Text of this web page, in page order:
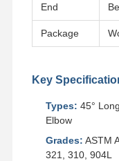
모든 케이스
스테인리스 스틸
스테인레스 스틸의
스테인레스 강 안
스테인레스 강 플
End
Package
Key
Types: 45°
Elbow
Grades: ASTM
321, 310, 904L